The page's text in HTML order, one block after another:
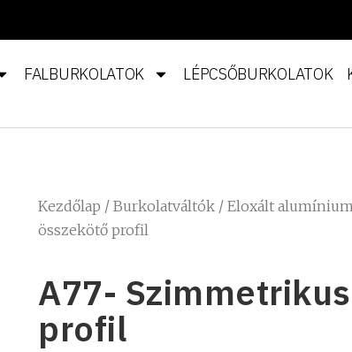
FALBURKOLATOK LÉPCSŐBURKOLATOK
Kezdőlap / Burkolatváltók / Eloxált
összekötő profil
A77-
profil